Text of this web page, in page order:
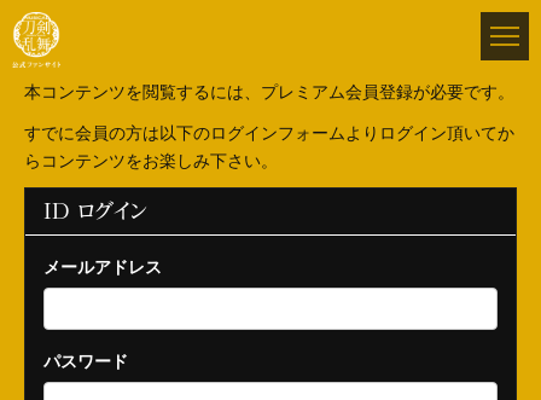
本コンテンツを閲覧するには、プレミアム会員登録が必要です。
すでに会員の方は以下のログインフォームよりログイン頂いてか
らコンテンツをお楽しみ下さい。
ID ログイン
メールアドレス
パスワード